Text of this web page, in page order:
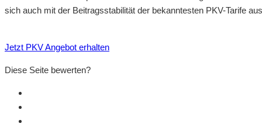
sich auch mit der Beitragsstabilität der bekanntesten PKV-Tarife
Jetzt PKV Angebot erhalten
Diese Seite bewerten?